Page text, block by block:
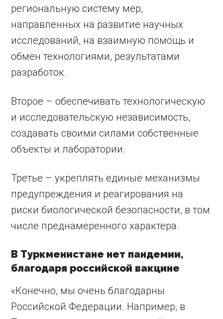
региональную систему мер,
направленных на развитие научных
исследований, на взаимную помощь и
обмен технологиями, результатами
разработок.
Второе – обеспечивать технологическую
и исследовательскую независимость,
создавать своими силами собственные
объекты и лаборатории.
Третье – укреплять единые механизмы
предупреждения и реагирования на
риски биологической безопасности, в том
числе преднамеренного характера.
В Туркменистане нет пандемии,
благодаря российской вакцине
«Конечно, мы очень благодарны
Российской Федерации. Например, в